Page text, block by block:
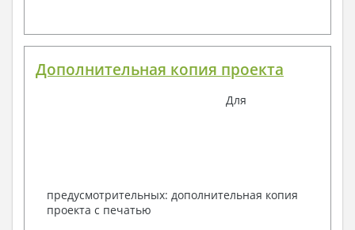
Дополнительная копия проекта
Для
предусмотрительных: дополнительная копия
проекта с печатью